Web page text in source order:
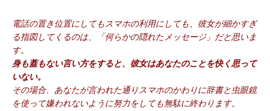
電話の置き位置にしてもスマホの利用にしても、彼女が細かすぎ
る指図してくるのは、「何らかの隠れたメッセージ」だと思いま
す。
身も蓋もない言い方をすると、彼女はあなたのことを快く思って
いない。
その場合、あなたが言われた通りスマホのかわりに辞書と虫眼鏡
を使って嫌われないように努力をしても無駄に終わります。